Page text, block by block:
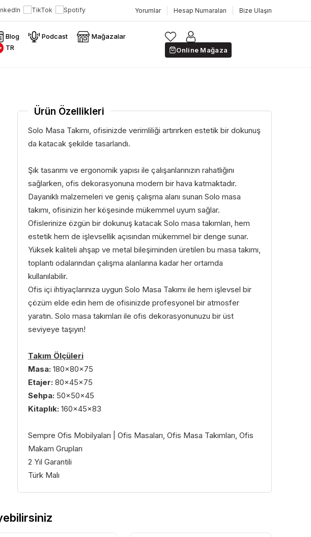
Yorumlar Hesap Numaraları Bize Ulaşın
Blog Podcast
Mağazalar
TR
Online Mağaza
Ürün Özellikleri
Solo Masa Takımı, ofisinizde verimliliği artırırken estetik bir dokunuş
da katacak şekilde tasarlandı.
Şık tasarımı ve ergonomik yapısı ile çalışanlarınızın rahatlığını
sağlarken, ofis dekorasyonuna modern bir hava katmaktadır.
Dayanıklı malzemeleri ve geniş çalışma alanı sunan Solo masa
takımı, ofisinizin her köşesinde mükemmel uyum sağlar.
Ofislerinize özgün bir dokunuş katacak Solo masa takımları, hem
estetik hem de işlevsellik açısından mükemmel bir denge sunar.
Yüksek kaliteli ahşap ve metal bileşiminden üretilen bu masa takımı,
toplantı odalarından çalışma alanlarına kadar her ortamda
kullanılabilir.
Ofis içi ihtiyaçlarınıza uygun Solo Masa Takımı ile hem işlevsel bir
çözüm elde edin hem de ofisinizde profesyonel bir atmosfer
yaratın. Solo masa takımları ile ofis dekorasyonunuzu bir üst
seviyeye taşıyın!
Takım Ölçüleri
Masa: 180x80x75
Etajer: 80x45x75
Sehpa: 50x50x45
Kitaplık: 160x45x83
Sempre Ofis Mobilyaları | Ofis Masaları, Ofis Masa Takımları, Ofis
Makam Grupları
2 Yıl Garantili
Türk Malı